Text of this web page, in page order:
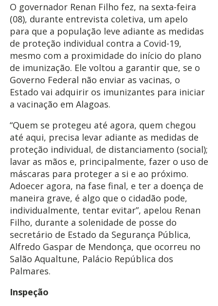
O governador Renan Filho fez, na sexta-feira
(08), durante entrevista coletiva, um apelo
para que a população leve adiante as medidas
de proteção individual contra a Covid-19,
mesmo com a proximidade do início do plano
de imunização. Ele voltou a garantir que, se o
Governo Federal não enviar as vacinas, o
Estado vai adquirir os imunizantes para iniciar
a vacinação em Alagoas.
“Quem se protegeu até agora, quem chegou
até aqui, precisa levar adiante as medidas de
proteção individual, de distanciamento (social);
lavar as mãos e, principalmente, fazer o uso de
máscaras para proteger a si e ao próximo.
Adoecer agora, na fase final, e ter a doença de
maneira grave, é algo que o cidadão pode,
individualmente, tentar evitar”, apelou Renan
Filho, durante a solenidade de posse do
secretário de Estado da Segurança Pública,
Alfredo Gaspar de Mendonça, que ocorreu no
Salão Aqualtune, Palácio República dos
Palmares.
Inspeção